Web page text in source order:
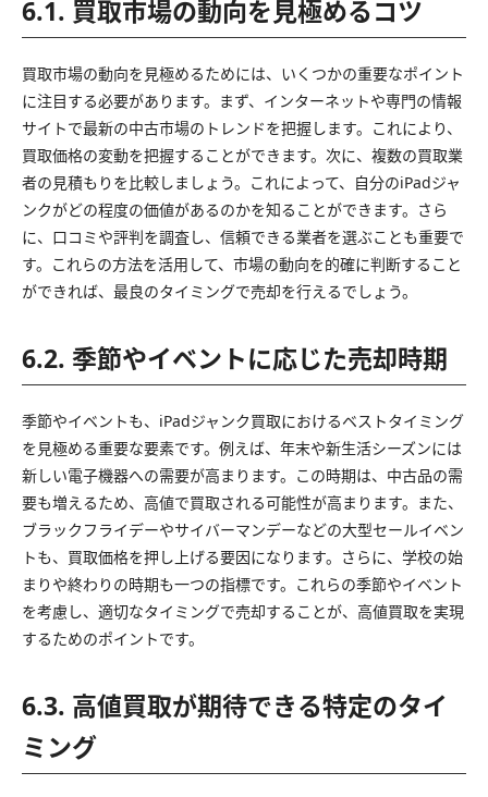
6.1. 買取市場の動向を見極めるコツ
買取市場の動向を見極めるためには、いくつかの重要なポイント
に注目する必要があります。まず、インターネットや専門の情報
サイトで最新の中古市場のトレンドを把握します。これにより、
買取価格の変動を把握することができます。次に、複数の買取業
者の見積もりを比較しましょう。これによって、自分のiPadジャ
ンクがどの程度の価値があるのかを知ることができます。さら
に、口コミや評判を調査し、信頼できる業者を選ぶことも重要で
す。これらの方法を活用して、市場の動向を的確に判断すること
ができれば、最良のタイミングで売却を行えるでしょう。
6.2. 季節やイベントに応じた売却時期
季節やイベントも、iPadジャンク買取におけるベストタイミング
を見極める重要な要素です。例えば、年末や新生活シーズンには
新しい電子機器への需要が高まります。この時期は、中古品の需
要も増えるため、高値で買取される可能性が高まります。また、
ブラックフライデーやサイバーマンデーなどの大型セールイベン
トも、買取価格を押し上げる要因になります。さらに、学校の始
まりや終わりの時期も一つの指標です。これらの季節やイベント
を考慮し、適切なタイミングで売却することが、高値買取を実現
するためのポイントです。
6.3. 高値買取が期待できる特定のタイ
ミング